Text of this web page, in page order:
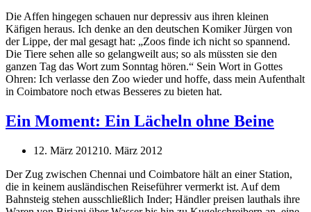
Die Affen hingegen schauen nur depressiv aus ihren kleinen
Käfigen heraus. Ich denke an den deutschen Komiker Jürgen von
der Lippe, der mal gesagt hat: „Zoos finde ich nicht so spannend.
Die Tiere sehen alle so gelangweilt aus; so als müssten sie den
ganzen Tag das Wort zum Sonntag hören.“ Sein Wort in Gottes
Ohren: Ich verlasse den Zoo wieder und hoffe, dass mein Aufenthalt
in Coimbatore noch etwas Besseres zu bieten hat.
Ein Moment: Ein Lächeln ohne Beine
12. März 201210. März 2012
Der Zug zwischen Chennai und Coimbatore hält an einer Station,
die in keinem ausländischen Reiseführer vermerkt ist. Auf dem
Bahnsteig stehen ausschließlich Inder; Händler preisen lauthals ihre